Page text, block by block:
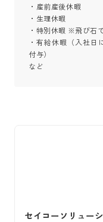
・産前産後休暇
・生理休暇
・特別休暇 ※飛び石
・有給休暇（入社日
付与）
など
セイコーソリュー